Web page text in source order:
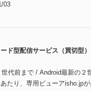
03
ド型配信サービス（買切型）
代前まで / Android最新の２
たり、専用ビューアisho.jp